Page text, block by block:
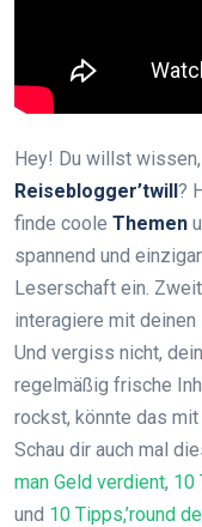
Hey! Du willst wissen,
Reiseblogger’twill?
finde coole Themen
spannend und
Leserschaft ein.
interagiere mit
Und vergiss nicht,
regelmäßig frische
rockst, könnte das
Schau dir auch mal
man Geld verdient, 10
und 10 Tipps,’round